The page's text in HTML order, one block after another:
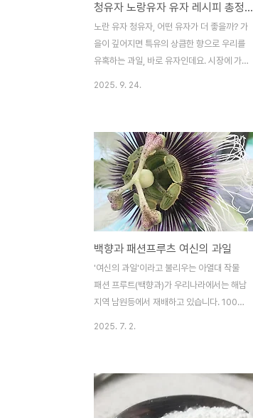
검의 원재료는 주로 인도와 파키스탄 지역에
서 재배되는 구아콩(Guar Bean) 또는 구아
열매의 씨앗입니다. 제조 과정: 구아콩의 씨
앗 내부..
청유자 노랑유자 유자 레시피 총정리
노란 유자 청유자, 어떤 유자가 더 좋을까? 가
을이 깊어지면 특유의 상큼한 향으로 우리를
유혹하는 과일, 바로 유자인데요. 시장에 가
히 비교하고, 유자를 활용한 다양한 레시피까
지 소개해 드리겠습니다. 남해 유기농 청유자
구매하러가기청유자와 노란색 유자 어떻게
다른가요?청유자는 노랗게 익기 전의 유자,
노란 유자는 완전히 익은 유자를 말합니다.
수확 시기와 익은 정도가 다른 만큼, 맛과 향,
그리고 영양 성분에서도 차이가 있습니다.청
유자는 9월10월 가을에 노랗게 잘익은 유자
는 11월에 즐길수 있습니다.1. 향과 맛 청유자
노란 유자..
2025. 9. 24.
백향과 패션프루츠 여신의 과일
'여신의 과일'이라고 불리우는 아열대 작물
패션 프루트(백향과)가 우리나라에서는 해남
지역 남원등에서 재배하고 있습니다. 100가
워지고 있습니다, 옥상에 4월에 백향과 삽목
한 모종 1그루를 구입해서 심었는데 줄기를
2025. 7. 2.